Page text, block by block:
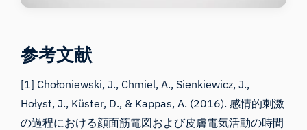
参考文献
[1] Chołoniewski, J., Chmiel, A., Sienkiewicz, J.,
Hołyst, J., Küster, D., & Kappas, A. (2016). 感情的刺激
の過程における顔面筋電図および皮膚電気活動の時間